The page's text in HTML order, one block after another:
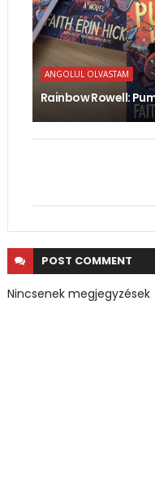
ANGOLUL OLVASTAM
Rainbow Rowell:
POST COMMENT
Nincsenek megjegyzések